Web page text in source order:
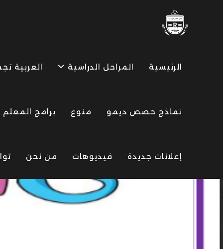
الرئيسية المراحل الدراسية العربية
نماذج حصص ديمو منوع برامج المعلم
إعلانات جديدة فيديوهات من نحن